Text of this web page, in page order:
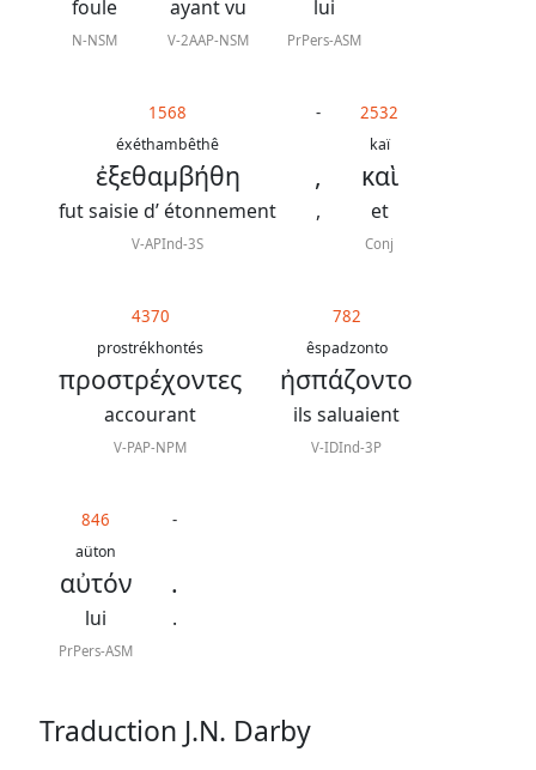
foule
N-NSM
ayant vu
V-2AAP-NSM
lui
PrPers-ASM
1568
éxéthambêthê
ἐξεθαμβήθη
fut saisie d’ étonnement
V-APInd-3S
-
,
,
2532
kaï
καὶ
et
Conj
4370
prostrékhontés
προστρέχοντες
accourant
V-PAP-NPM
782
êspadzonto
ἠσπάζοντο
ils saluaient
V-IDInd-3P
846
aüton
αὐτόν
lui
PrPers-ASM
-
.
.
Traduction J.N. Darby
Traduction
Bible
Traduction
Darby
révisée
Nous
contacter